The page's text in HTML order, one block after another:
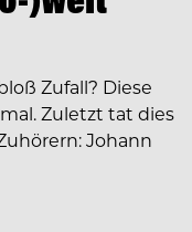
Zufall? Diese
Zuletzt tat dies
Johann